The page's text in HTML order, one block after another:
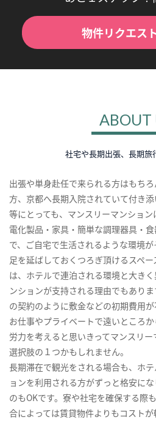
物件リクエス
ABOUT
社宅や長期出張、長期旅
出張や単身赴任で来られる方はもち
方、京都へ長期入院されていて付き
等にとっても、マンスリーマンション
電化製品・家具・簡単な調理器具・
で、ご自宅で生活されるような環境が
足を延ばしておくつろぎ頂けるスペ
は、ホテルで連泊される環境と大き
ンションが支持される理由でもあり
の契約のように敷金などの初期費用が
お仕事やプライベートで遠いところ
労力を考えると思いきってマンスリ
選択肢の１つかもしれません。
長期滞在で観光をされる場合も、ホ
ョンを利用される方がずっと格安に
のもOKです。寮や社宅を確保する際
合によっては賃貸物件よりもコストが